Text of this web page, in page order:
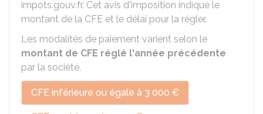
impots.gouv.fr. Cet avis d'imposition indique le
montant de la CFE et le délai pour la régler.
Les modalités de paiement varient selon le
montant de CFE réglé l'année précédente
par la société.
CFE inférieure ou égale à 3 000 €